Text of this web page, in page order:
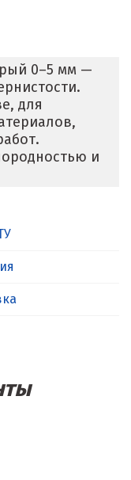
0–5 мм —
для
и